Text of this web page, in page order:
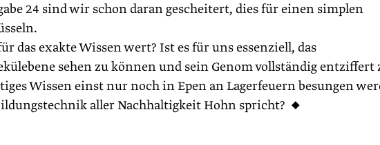
24 sind wir schon daran gescheitert, dies für einen simplen
das exakte Wissen wert? Ist es für uns essenziell, das
sehen zu können und sein Genom vollständig entziffert
Wissen einst nur noch in Epen an Lagerfeuern besungen
aller Nachhaltigkeit Hohn spricht? ◆